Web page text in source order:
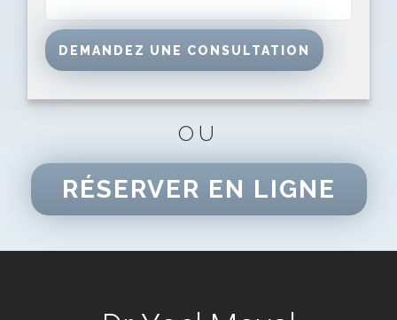
OU
RÉSERVER EN LIGNE